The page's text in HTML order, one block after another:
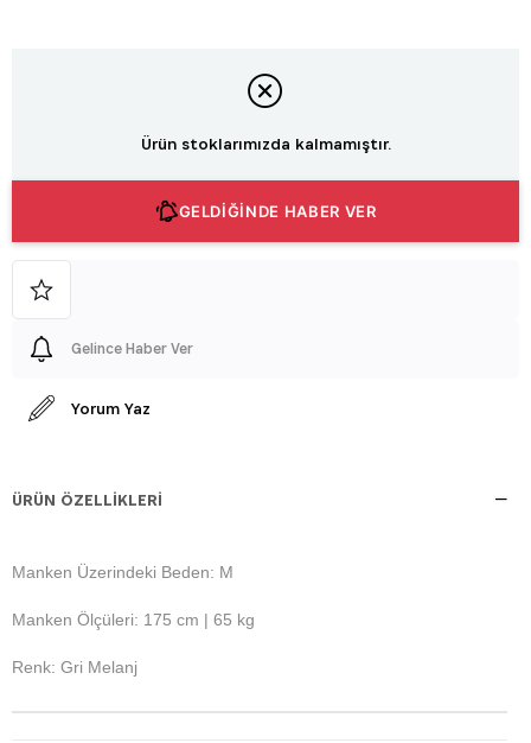
Ürün stoklarımızda kalmamıştır.
GELDİĞİNDE HABER VER
Gelince Haber Ver
Yorum Yaz
ÜRÜN ÖZELLIKLERI
Manken Üzerindeki Beden: M
Manken Ölçüleri: 175 cm | 65 kg
Renk: Gri Melanj